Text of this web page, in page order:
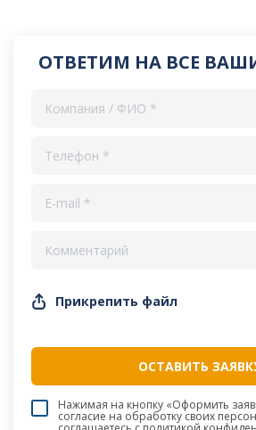
ОТВЕТИМ НА ВСЕ
Прикрепить файл
Нажимая на кнопку «Оформить
согласие на обработку своих